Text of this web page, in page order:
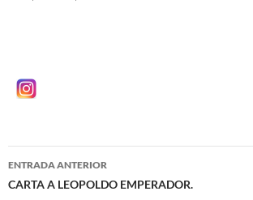
ENTRADA ANTERIOR
CARTA A LEOPOLDO EMPERADOR.